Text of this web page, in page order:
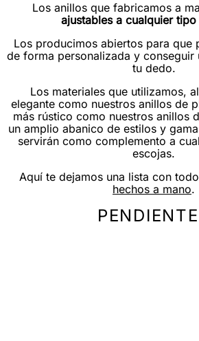
Los anillos que fabricamos a
ajustables a cualquier
Los producimos abiertos para que
de forma personalizada y conseguir
tu dedo.
Los materiales que utilizamos,
elegante como nuestros anillos de
más rústico como nuestros anillos
un amplio abanico de estilos y
servirán como complemento a
escojas.
Aquí te dejamos una lista con
hechos a mano.